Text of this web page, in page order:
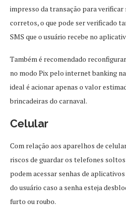
impresso da transação para verificar
corretos, o que pode ser verificado
SMS que o usuário recebe no
Também é recomendado
no modo Pix pelo internet banking na
ideal é acionar apenas o valor
brincadeiras do carnaval.
Celular
Com relação aos aparelhos de
riscos de guardar os telefones
podem acessar senhas de
do usuário caso a senha esteja
furto ou roubo.